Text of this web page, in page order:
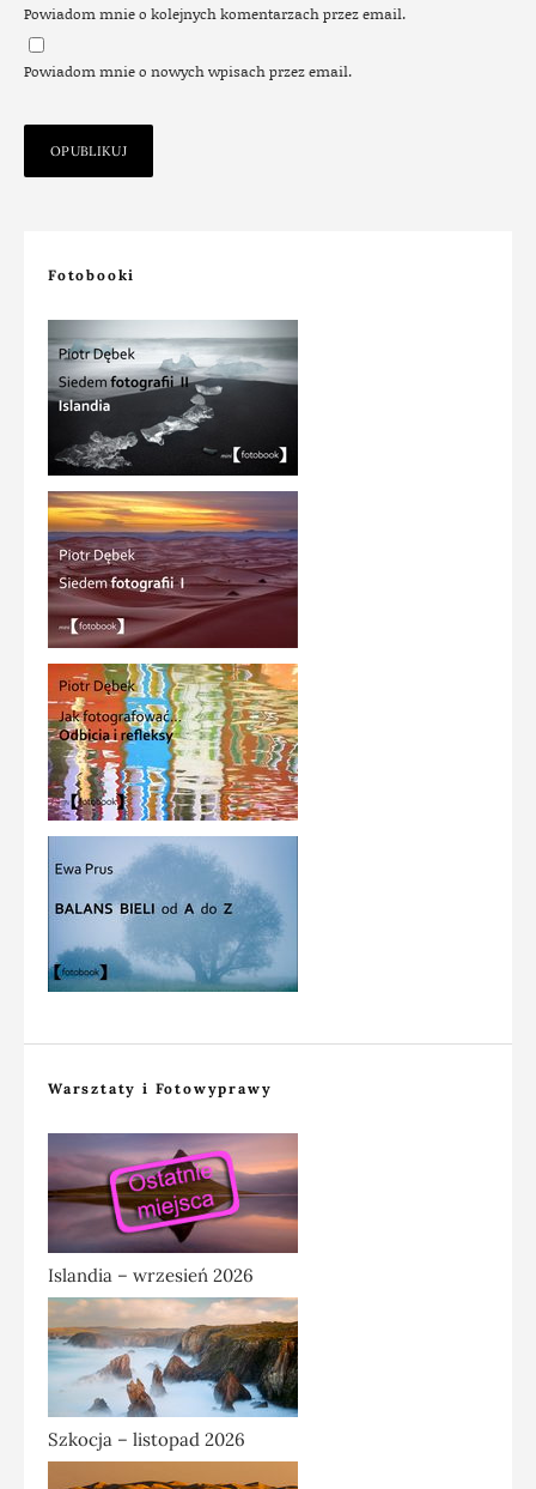
Powiadom mnie o kolejnych komentarzach przez email.
Powiadom mnie o nowych wpisach przez email.
Fotobooki
Warsztaty i Fotowyprawy
Islandia – wrzesień 2026
Szkocja – listopad 2026